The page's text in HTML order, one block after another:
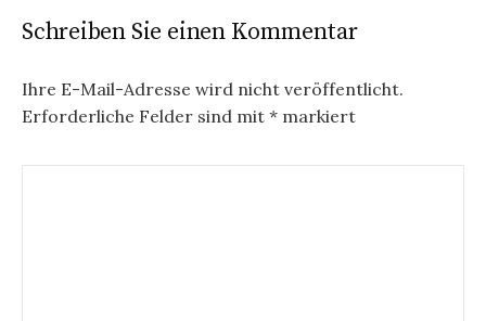
Schreiben Sie einen Kommentar
Ihre E-Mail-Adresse wird nicht veröffentlicht.
Erforderliche Felder sind mit * markiert